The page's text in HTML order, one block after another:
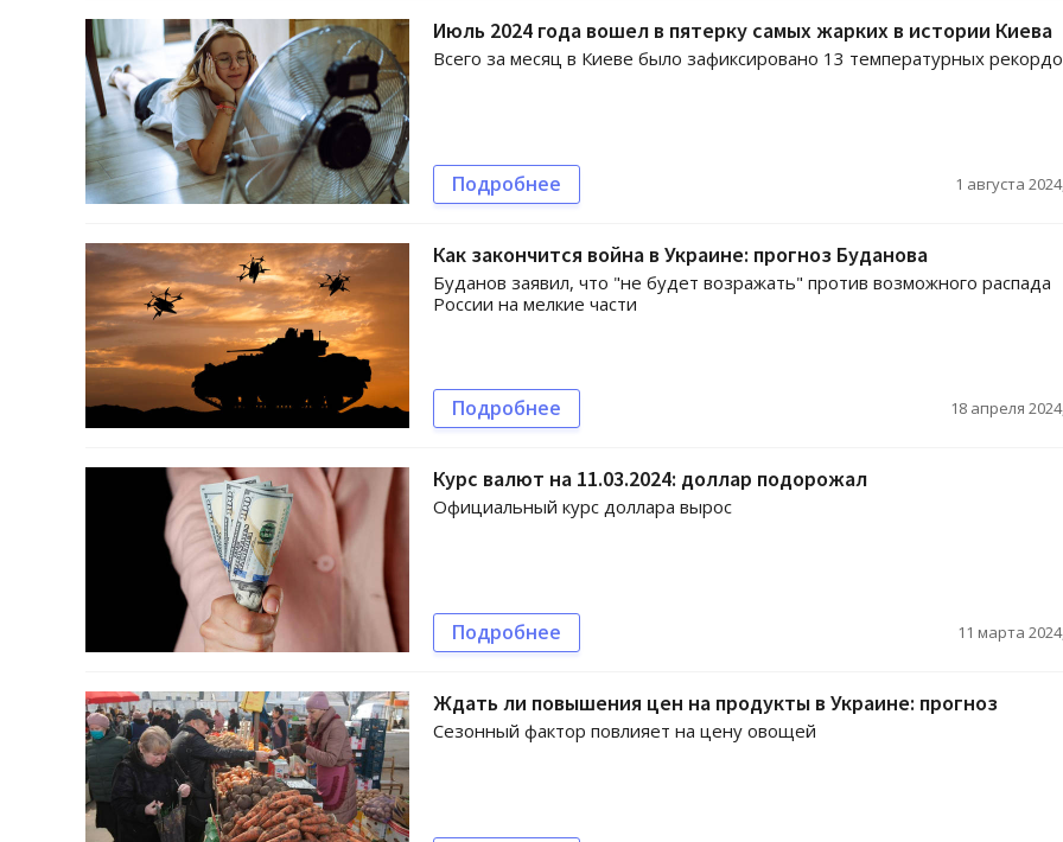
Июль 2024 года вошел в пятерку самых жарких в истории Киева
Всего за месяц в Киеве было зафиксировано 13 температурных
Подробнее 1 августа
Как закончится война в Украине: прогноз Буданова
Буданов заявил, что "не будет возражать" против возможного распада
России на мелкие части
Подробнее 18 апреля
Курс валют на 11.03.2024: доллар подорожал
Официальный курс доллара вырос
Подробнее 11 марта
Ждать ли повышения цен на продукты в Украине: прогноз
Сезонный фактор повлияет на цену овощей